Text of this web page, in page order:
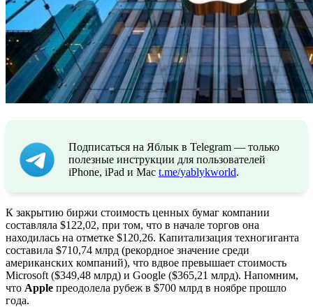
Подписаться на Яблык в Telegram — только
полезные инструкции для пользователей
iPhone, iPad и Mac t.me/yablykworld.
К закрытию биржи стоимость ценных бумаг компании
составляла $122,02, при том, что в начале торгов она
находилась на отметке $120,26. Капитализация техногиганта
составила $710,74 млрд (рекордное значение среди
американских компаний), что вдвое превышает стоимость
Microsoft ($349,48 млрд) и Google ($365,21 млрд). Напомним,
что Apple преодолела рубеж в $700 млрд в ноябре прошло
года.